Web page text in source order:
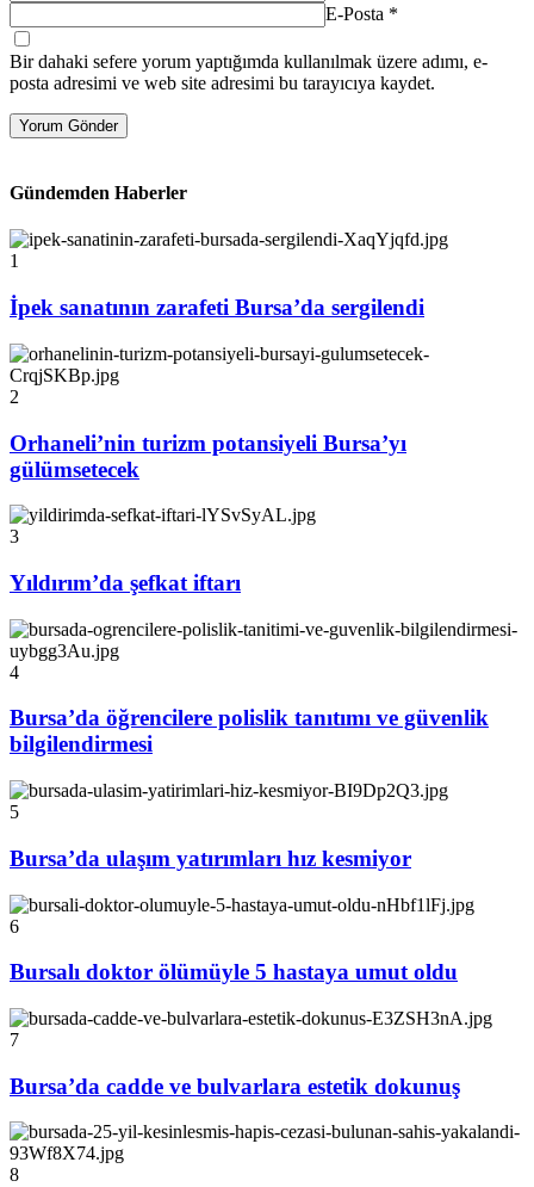
E-Posta *
Bir dahaki sefere yorum yaptığımda kullanılmak üzere adımı, e-
posta adresimi ve web site adresimi bu tarayıcıya kaydet.
Yorum Gönder
Gündemden Haberler
1
İpek sanatının zarafeti Bursa’da sergilendi
2
Orhaneli’nin turizm potansiyeli Bursa’yı
gülümsetecek
3
Yıldırım’da şefkat iftarı
4
Bursa’da öğrencilere polislik tanıtımı ve güvenlik
bilgilendirmesi
5
Bursa’da ulaşım yatırımları hız kesmiyor
6
Bursalı doktor ölümüyle 5 hastaya umut oldu
7
Bursa’da cadde ve bulvarlara estetik dokunuş
8